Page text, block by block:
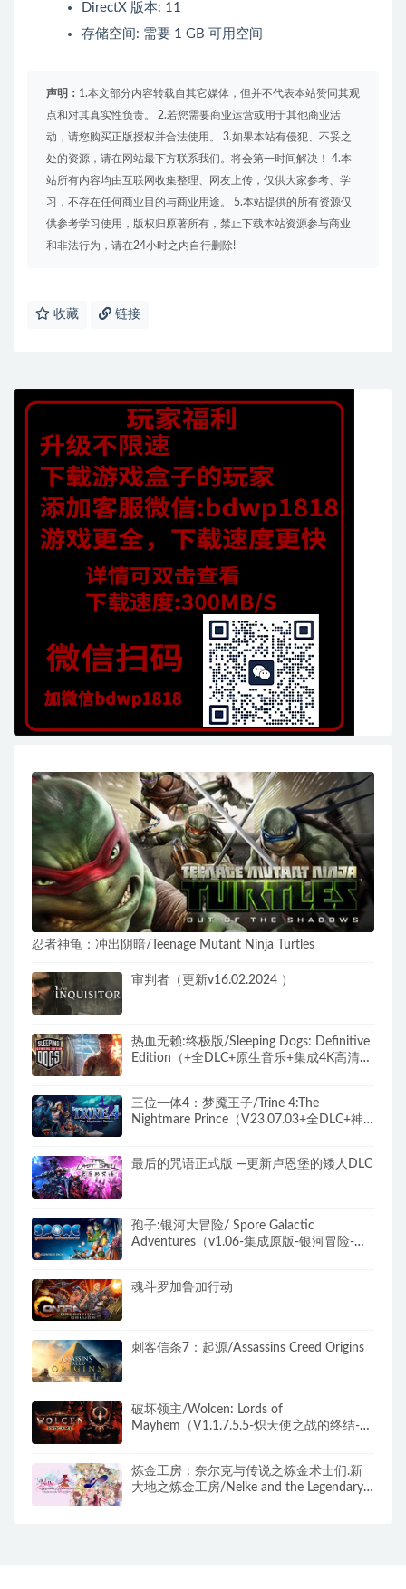
DirectX 版本: 11
存储空间: 需要 1 GB 可用空间
声明： 1.本文部分内容转载自其它媒体，但并不代表本站赞同其观
点和对其真实性负责。 2.若您需要商业运营或用于其他商业活
动，请您购买正版授权并合法使用。 3.如果本站有侵犯、不妥之
处的资源，请在网站最下方联系我们。将会第一时间解决！ 4.本
站所有内容均由互联网收集整理、网友上传，仅供大家参考、学
习，不存在任何商业目的与商业用途。 5.本站提供的所有资源仅
供参考学习使用，版权归原著所有，禁止下载本站资源参与商业
和非法行为，请在24小时之内自行删除!
收藏 链接
忍者神龟：冲出阴暗/Teenage Mutant Ninja Turtles
审判者（更新v16.02.2024 ）
热血无赖:终极版/Sleeping Dogs: Definitive
Edition（+全DLC+原生音乐+集成4K高清插
三位一体4：梦魇王子/Trine 4:The
Nightmare Prince（V23.07.03+全DLC+神
最后的咒语正式版 —更新卢恩堡的矮人DLC
孢子:银河大冒险/ Spore Galactic
Adventures（v1.06-集成原版-银河冒险-美
魂斗罗加鲁加行动
刺客信条7：起源/Assassins Creed Origins
破坏领主/Wolcen: Lords of
Mayhem（V1.1.7.5.5-炽天使之战的终结-魔
炼金工房：奈尔克与传说之炼金术士们.新
大地之炼金工房/Nelke and the Legendary